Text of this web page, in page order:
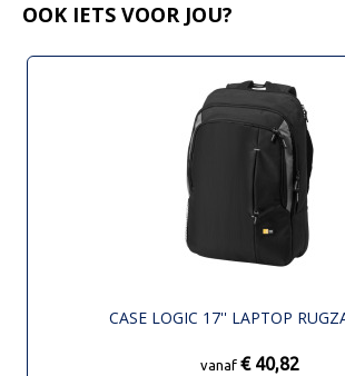
OOK IETS VOOR JOU?
CASE LOGIC 17'' LAPTOP
vanaf € 40,82